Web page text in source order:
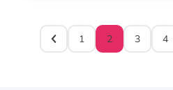
1 2 3 4